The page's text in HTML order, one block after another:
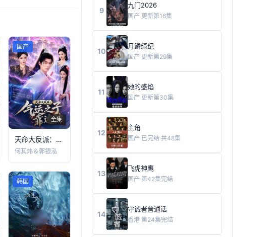
国产
全集
天命大反派：气运之子靠边站
何其炜＆郭银泓
韩国
9
九门2026
国产 更新第16集
10
月鳞绮纪
国产 更新第29集
11
她的盛焰
国产 更新第30集
12
主角
国产 已完结 共48集
13
飞虎神鹰
国产 第42集完结
14
守诚者普通话
香港 第24集完结